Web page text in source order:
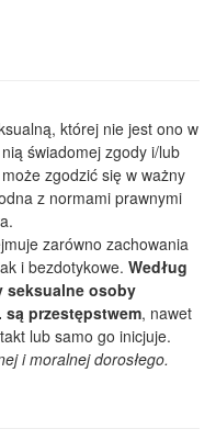
której nie jest ono w
świadomej zgody i/lub
zgodzić się w ważny
z normami prawnymi
zarówno zachowania
i bezdotykowe. Według
seksualne osoby
są przestępstwem, nawet
lub samo go inicjuje.
i moralnej dorosłego.